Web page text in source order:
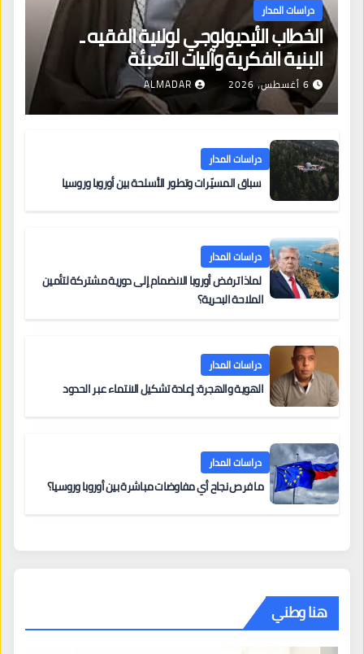
دراسات المدار
الخطاب الأيديولوجي لولاية الفقيه ـ
البنية الفكرية وآليات التعبئة
6 أغسطس، 2026 ALMADAR
دراسات المدار
سباق المسيّرات وتطور الأسلحة بين أوروبا وروسيا
دراسات المدار
لماذا ترفض أوروبا الانضمام إلى دورية مشتركة لتأمين
الملاحة البحرية؟
دراسات المدار
الهوية والهجرة: إعادة تشكيل الانتماء عبر الحدود
دراسات المدار
ما فرص نجاح أي مفاوضات مباشرة بين أوروبا وروسيا؟
هنا وطني